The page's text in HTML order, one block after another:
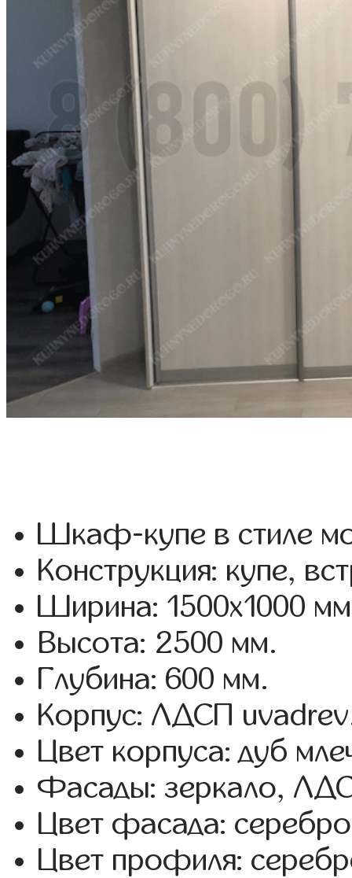
Шкаф-купе в стиле
Конструкция: купе,
Ширина: 1500x1000
Высота: 2500 мм.
Глубина: 600 мм.
Корпус: ЛДСП
Цвет корпуса: дуб
Фасады: зеркало,
Цвет фасада:
Цвет профиля: